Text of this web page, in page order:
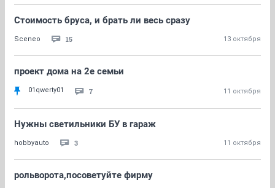
Стоимость бруса, и брать ли весь сразу
Sceneo 15 13 октября
проект дома на 2е семьи
01qwerty01 7 11 октября
Нужны светильники БУ в гараж
hobbyauto 3 11 октября
рольворота,посоветуйте фирму